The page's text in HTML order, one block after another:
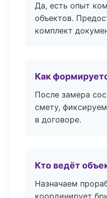
Да, есть опыт
объектов.
комплект
Как
После замера
смету,
в договоре.
Кто ведёт
Назначаем
координирует